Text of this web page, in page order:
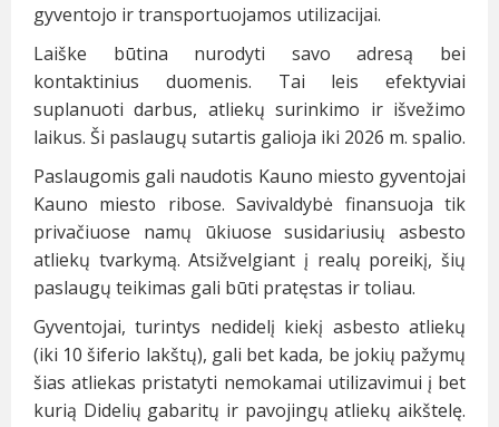
gyventojo ir transportuojamos utilizacijai.
Laiške būtina nurodyti savo adresą bei
kontaktinius duomenis. Tai leis efektyviai
suplanuoti darbus, atliekų surinkimo ir išvežimo
laikus. Ši paslaugų sutartis galioja iki 2026 m. spalio.
Paslaugomis gali naudotis Kauno miesto gyventojai
Kauno miesto ribose. Savivaldybė finansuoja tik
privačiuose namų ūkiuose susidariusių asbesto
atliekų tvarkymą. Atsižvelgiant į realų poreikį, šių
paslaugų teikimas gali būti pratęstas ir toliau.
Gyventojai, turintys nedidelį kiekį asbesto atliekų
(iki 10 šiferio lakštų), gali bet kada, be jokių pažymų
šias atliekas pristatyti nemokamai utilizavimui į bet
kurią Didelių gabaritų ir pavojingų atliekų aikštelę.